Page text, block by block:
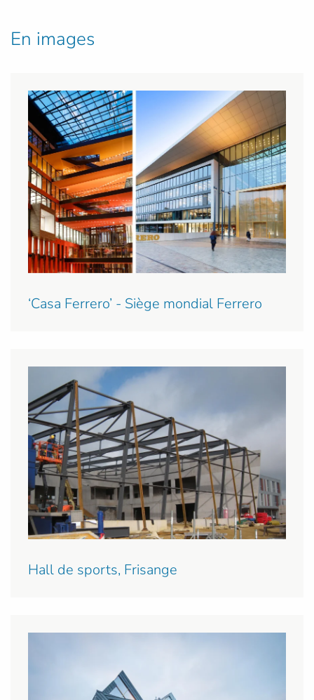
En images
‘Casa Ferrero’ - Siège mondial Ferrero
Hall de sports, Frisange